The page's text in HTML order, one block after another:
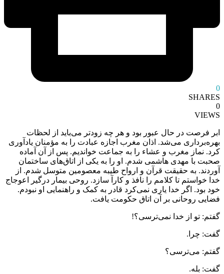
0
SHARES
0
VIEWS
ابر فرصت در حال عبور بود و هر چه زودتر می‌باید از لحظات
بهره‌برداری می‌شد. اذان مغرب اجازه عبادت را به مؤمنان یادآوری
کرد. نماز مغرب و عشاء را به جماعت خواندیم. پس از آن آماده
صحبت با مهدی هاشمی شدم. او را به یکی از اتاق‌های ساختمان
آوردند. به حقیقت قرآن و ارواح طیبه معصومین متوسل شدم. از
خدا خواستم تا کلامم را نافذ و کارآ سازد. روحی بیمار درگیر اعوجاج
خود بود. اگر خدا یاری نمی‌کرد قادر به کمک و راهنمایی او نبودم.
فضایی روحانی بر آن اتاق حکومت یافت.
گفتم: تو از خدا نمی‌ترسی؟!
گفت: چرا.
گفتم: می‌ترسی؟
گفت: بله.